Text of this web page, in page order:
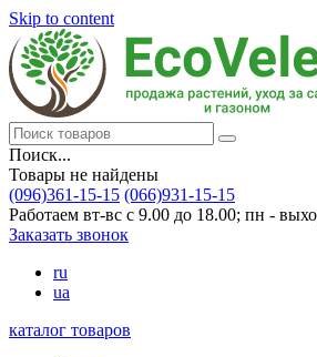
Skip to content
Поиск...
Товары не найдены
(096)361-15-15 (066)931-15-15
Работаем вт-вс с 9.00 до 18.00; пн -
Заказать звонок
ru
ua
каталог товаров